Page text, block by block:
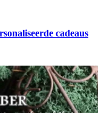
cadeaus